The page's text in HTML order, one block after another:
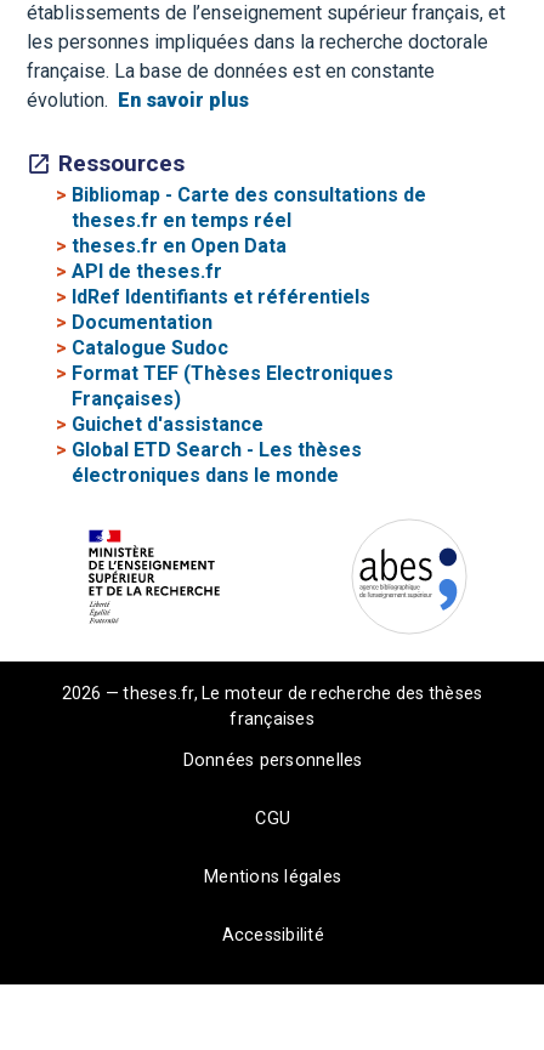
établissements de l’enseignement supérieur français, et
les personnes impliquées dans la recherche doctorale
française. La base de données est en constante
évolution.
En savoir plus
Ressources
> Bibliomap - Carte des consultations de
theses.fr en temps réel
>theses.fr en Open Data
>API de theses.fr
> IdRef Identifiants et référentiels
> Documentation
> Catalogue Sudoc
> Format TEF (Thèses Electroniques
Françaises)
> Guichet d'assistance
> Global ETD Search - Les thèses
électroniques dans le monde
2026 — theses.fr, Le moteur de recherche des thèses
françaises
Données personnelles
CGU
Mentions légales
Accessibilité